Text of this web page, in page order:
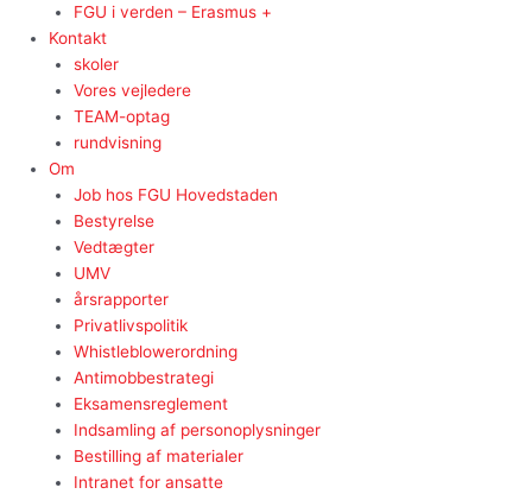
FGU i verden – Erasmus +
Kontakt
skoler
Vores vejledere
TEAM-optag
rundvisning
Om
Job hos FGU Hovedstaden
Bestyrelse
Vedtægter
UMV
årsrapporter
Privatlivspolitik
Whistleblowerordning
Antimobbestrategi
Eksamensreglement
Indsamling af personoplysninger
Bestilling af materialer
Intranet for ansatte